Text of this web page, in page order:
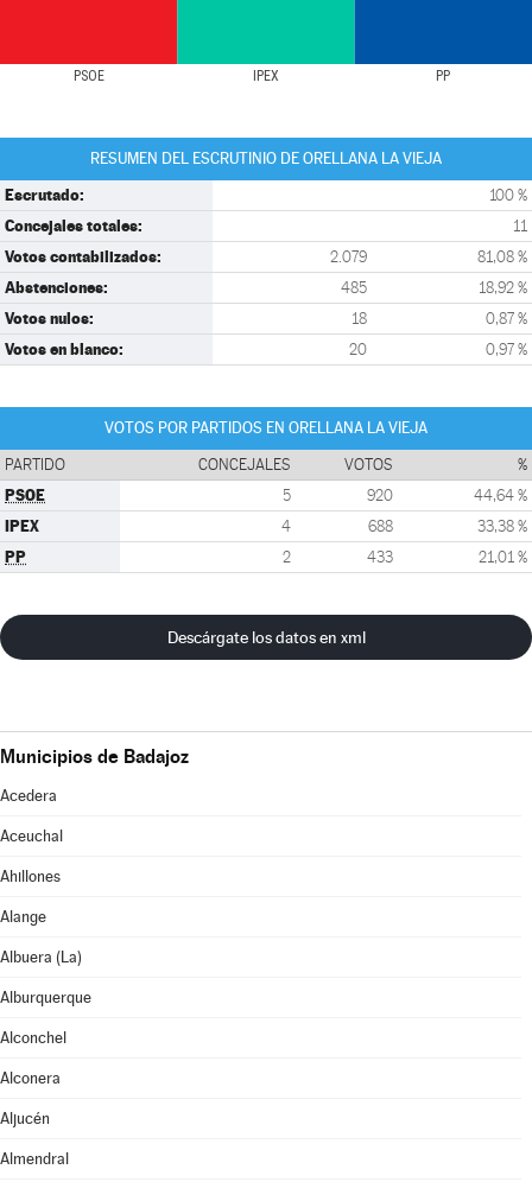
PSOE IPEX PP
RESUMEN DEL ESCRUTINIO DE ORELLANA LA VIEJA
Escrutado: 100 %
Concejales totales: 11
Votos contabilizados: 2.079 81,08 %
Abstenciones: 485 18,92 %
Votos nulos: 18 0,87 %
Votos en blanco: 20 0,97 %
VOTOS POR PARTIDOS EN ORELLANA LA VIEJA
PARTIDO CONCEJALES VOTOS %
PSOE 5 920 44,64 %
IPEX 4 688 33,38 %
PP 2 433 21,01 %
Descárgate los datos en xml
Municipios de Badajoz
Acedera
Aceuchal
Ahillones
Alange
Albuera (La)
Alburquerque
Alconchel
Alconera
Aljucén
Almendral